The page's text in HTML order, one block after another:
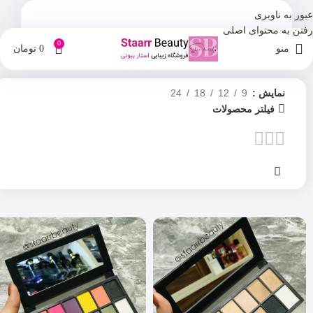
عبور به ناوبری
رفتن به محتوای اصلی
منو 0
0 تومان
نمایش 9
12
18
24
فیلتر محصولات